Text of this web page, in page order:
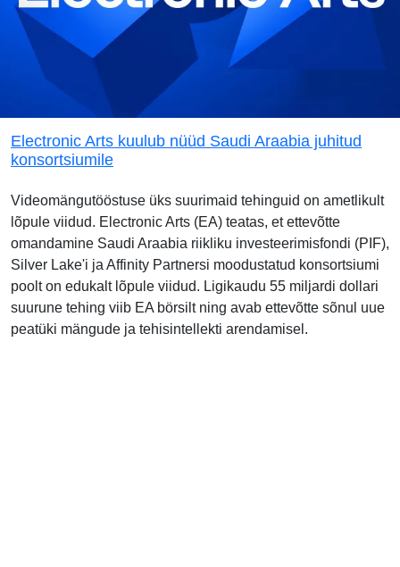
Electronic Arts kuulub nüüd Saudi Araabia juhitud
konsortsiumile
Videomängutööstuse üks suurimaid tehinguid on ametlikult
lõpule viidud. Electronic Arts (EA) teatas, et ettevõtte
omandamine Saudi Araabia riikliku investeerimisfondi (PIF),
Silver Lake'i ja Affinity Partnersi moodustatud konsortsiumi
poolt on edukalt lõpule viidud. Ligikaudu 55 miljardi dollari
suurune tehing viib EA börsilt ning avab ettevõtte sõnul uue
peatüki mängude ja tehisintellekti arendamisel.